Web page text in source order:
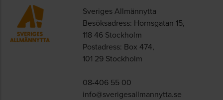
Sveriges Allmännytta
Besöksadress: Hornsgatan 15,
118 46 Stockholm
Postadress: Box 474,
101 29 Stockholm
08-406 55 00
info@sverigesallmannytta.se